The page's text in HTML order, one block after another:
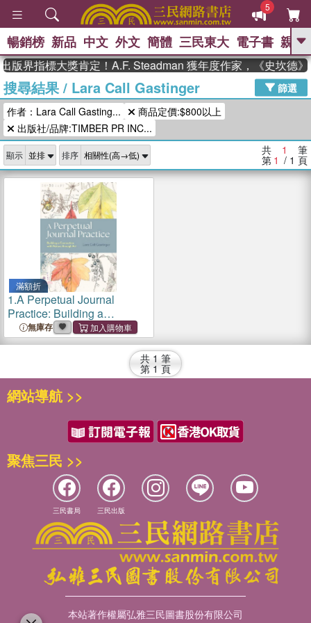
5
GO
熱搜： 東野圭吾 高希均教授回憶錄
、 The Odyssey 、 父親節 、 如果歷
史是一群喵 、 暑期推薦
獎 臺灣漫遊錄
登輝時代 、 數學女孩：黎曼猜想 、
偉大的迷走神經
暢銷榜 新品 中文 外文 簡體 三民東大 電子書 親子
版界指標大獎肯定！A.F. Steadman 獲年度作家，《史坎德
搜尋結果/ Lara Call Gastinger
篩選
作者：Lara Call Gasting...
商品定價:$800以上
出版社/品牌:TIMBER PR INC...
顯示 排序 共 1 筆
第 1 / 1 頁
滿額折
1.A Perpetual Journal
Practice: Building a
Connection with Nature
Through Art
無庫存
共 1 筆
第 1 頁
網站導航 >>
聚焦三民 >>
三民書局 三民出版
本站著作權屬弘雅三民圖書股份有限公司